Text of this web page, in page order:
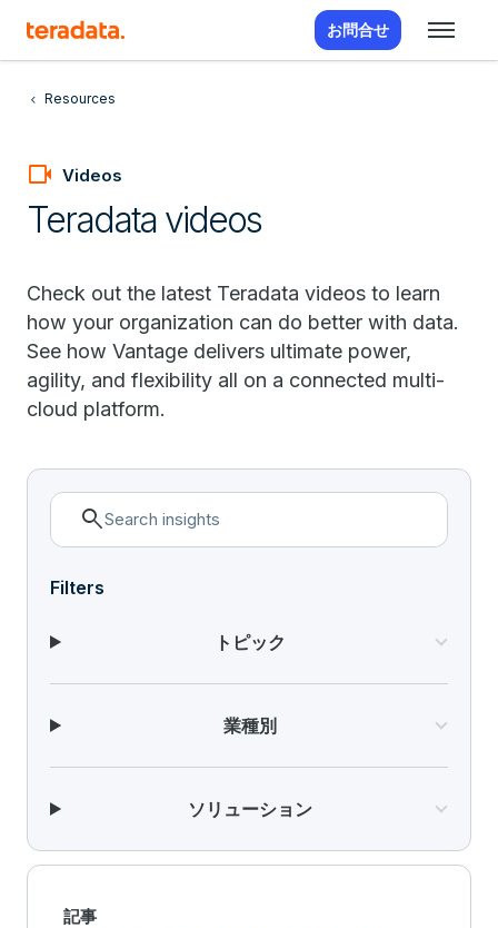
お問合せ
Resources
videocam Videos
Teradata videos
Check out the latest Teradata videos to learn
how your organization can do better with data.
See how Vantage delivers ultimate power,
agility, and flexibility all on a connected multi-
cloud platform.
search
Filters
トピック
業種別
ソリューション
記事